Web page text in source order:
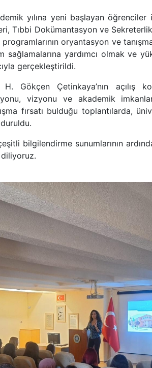
yılına yeni başlayan öğrenciler
Tıbbi Dokümantasyon ve
oryantasyon ve
sağlamalarına yardımcı olmak ve
gerçekleştirildi.
Gökçen Çetinkaya’nın açılış
vizyonu ve akademik
fırsatı bulduğu toplantılarda,
bilgilendirme sunumlarının